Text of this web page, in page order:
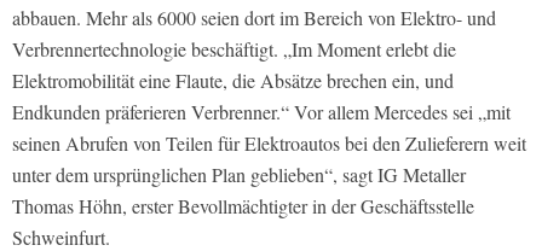
abbauen. Mehr als 6000 seien dort im Bereich von Elektro- und
Verbrennertechnologie beschäftigt. „Im Moment erlebt die
Elektromobilität eine Flaute, die Absätze brechen ein, und
Endkunden präferieren Verbrenner.“ Vor allem Mercedes sei „mit
seinen Abrufen von Teilen für Elektroautos bei den Zulieferern weit
unter dem ursprünglichen Plan geblieben“, sagt IG Metaller
Thomas Höhn, erster Bevollmächtigter in der Geschäftsstelle
Schweinfurt.